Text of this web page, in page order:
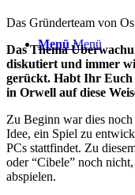
Menü Menü
Das Gründerteam von
Das Thema
diskutiert und immer
gerückt. Habt Ihr Euch
in Orwell auf diese
Zu Beginn war dies
Idee, ein Spiel zu
PCs stattfindet. Zu
oder “Cibele” noch
abspielen.